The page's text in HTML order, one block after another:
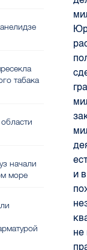
и
не
табака
начали
море